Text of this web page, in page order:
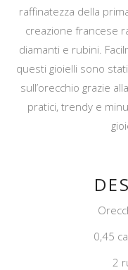
raffinatezza della
creazione francese
diamanti e rubini.
questi gioielli sono
sull’orecchio grazie
pratici, trendy e
0,45
2